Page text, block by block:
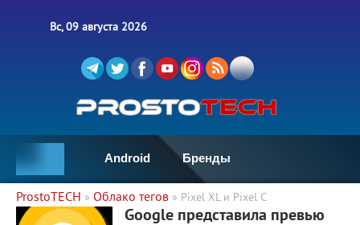
Вс, 09 августа 2026
Android Бренды
ProstoTECH » Облако тегов » Pixel XL и Pixel C
5 184 0
Google представила превью